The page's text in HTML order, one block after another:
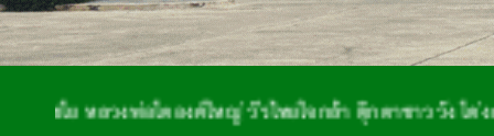
หลวงพ่อโตองค์ใหญ่ วีรไทยใจกล้า ตุ๊กตาชาววัง โด่งดังจักส